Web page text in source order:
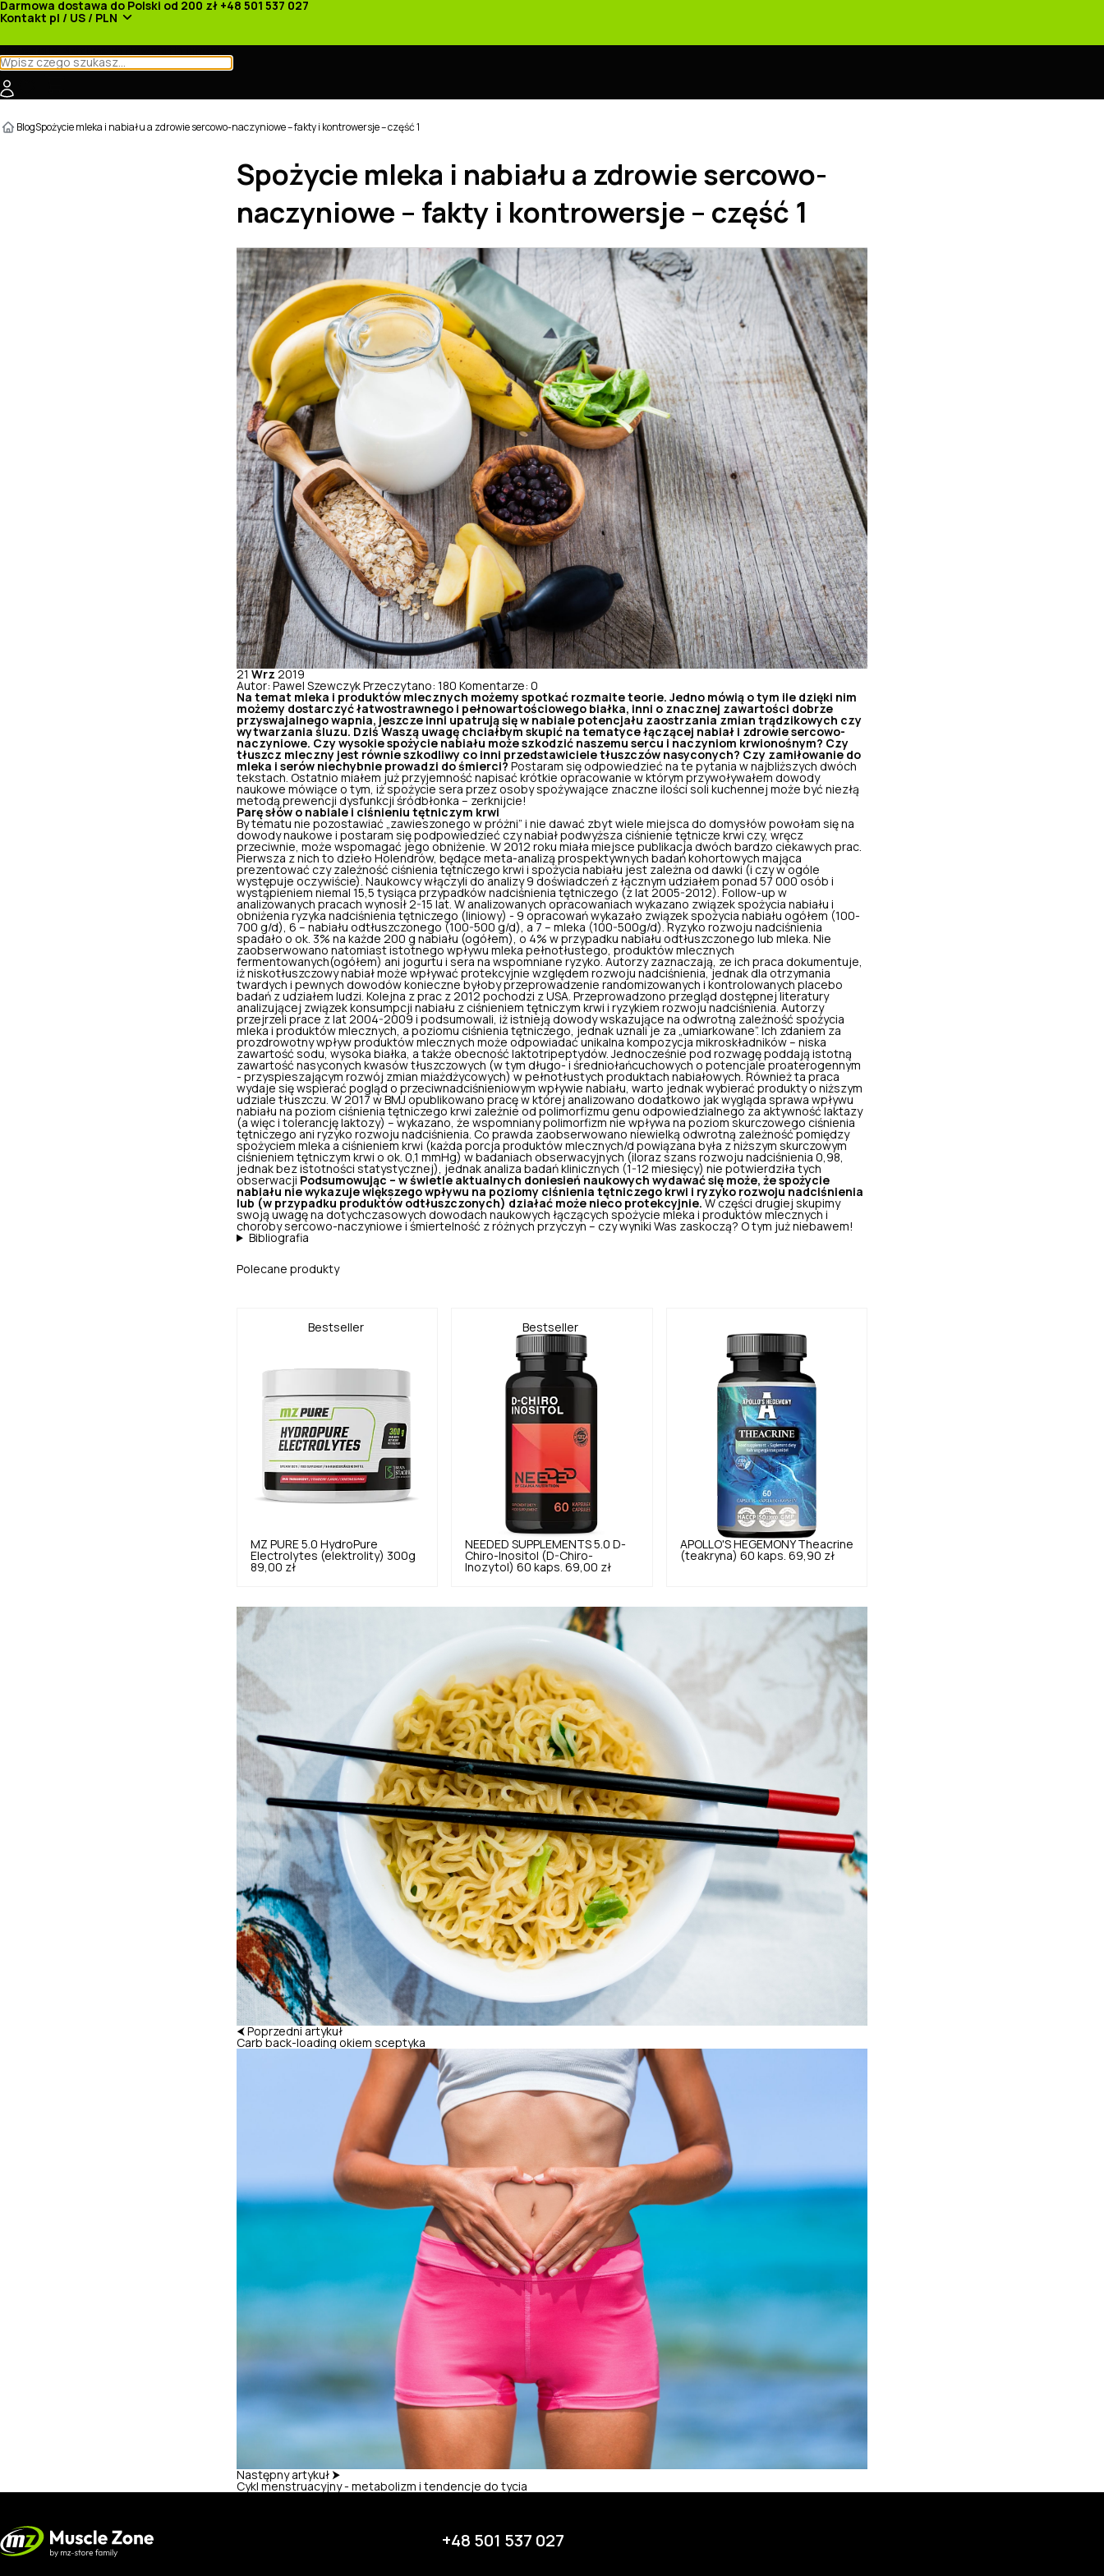
Darmowa dostawa do Polski od 200 zł +48 501 537 027
Kontakt pl / US / PLN
BlogSpożycie mleka i nabiału a zdrowie sercowo-naczyniowe – fakty i kontrowersje – część 1
Spożycie mleka i nabiału a zdrowie sercowo-
naczyniowe – fakty i kontrowersje – część 1
21 Wrz 2019
Autor: Pawel Szewczyk Przeczytano: 180 Komentarze: 0
Na temat mleka i produktów mlecznych możemy spotkać rozmaite teorie. Jedno mówią o tym ile dzięki nim
możemy dostarczyć łatwostrawnego i pełnowartościowego białka, inni o znacznej zawartości dobrze
przyswajalnego wapnia, jeszcze inni upatrują się w nabiale potencjału zaostrzania zmian trądzikowych czy
wytwarzania śluzu. Dziś Waszą uwagę chciałbym skupić na tematyce łączącej nabiał i zdrowie sercowo-
naczyniowe. Czy wysokie spożycie nabiału może szkodzić naszemu sercu i naczyniom krwionośnym? Czy
tłuszcz mleczny jest równie szkodliwy co inni przedstawiciele tłuszczów nasyconych? Czy zamiłowanie do
mleka i serów niechybnie prowadzi do śmierci? Postaram się odpowiedzieć na te pytania w najbliższych dwóch
tekstach. Ostatnio miałem już przyjemność napisać krótkie opracowanie w którym przywoływałem dowody
naukowe mówiące o tym, iż spożycie sera przez osoby spożywające znaczne ilości soli kuchennej może być niezłą
metodą prewencji dysfunkcji śródbłonka – zerknijcie!
Parę słów o nabiale i ciśnieniu tętniczym krwi
By tematu nie pozostawiać „zawieszonego w próżni” i nie dawać zbyt wiele miejsca do domysłów powołam się na
dowody naukowe i postaram się podpowiedzieć czy nabiał podwyższa ciśnienie tętnicze krwi czy, wręcz
przeciwnie, może wspomagać jego obniżenie. W 2012 roku miała miejsce publikacja dwóch bardzo ciekawych prac.
Pierwsza z nich to dzieło Holendrów, będące meta-analizą prospektywnych badań kohortowych mająca
prezentować czy zależność ciśnienia tętniczego krwi i spożycia nabiału jest zależna od dawki (i czy w ogóle
występuje oczywiście). Naukowcy włączyli do analizy 9 doświadczeń z łącznym udziałem ponad 57 000 osób i
wystąpieniem niemal 15,5 tysiąca przypadków nadciśnienia tętniczego (z lat 2005-2012). Follow-up w
analizowanych pracach wynosił 2-15 lat. W analizowanych opracowaniach wykazano związek spożycia nabiału i
obniżenia ryzyka nadciśnienia tętniczego (liniowy) - 9 opracowań wykazało związek spożycia nabiału ogółem (100-
700 g/d), 6 – nabiału odtłuszczonego (100-500 g/d), a 7 – mleka (100-500g/d). Ryzyko rozwoju nadciśnienia
spadało o ok. 3% na każde 200 g nabiału (ogółem), o 4% w przypadku nabiału odtłuszczonego lub mleka. Nie
zaobserwowano natomiast istotnego wpływu mleka pełnotłustego, produktów mlecznych
fermentowanych(ogółem) ani jogurtu i sera na wspomniane ryzyko. Autorzy zaznaczają, ze ich praca dokumentuje,
iż niskotłuszczowy nabiał może wpływać protekcyjnie względem rozwoju nadciśnienia, jednak dla otrzymania
twardych i pewnych dowodów konieczne byłoby przeprowadzenie randomizowanych i kontrolowanych placebo
badań z udziałem ludzi. Kolejna z prac z 2012 pochodzi z USA. Przeprowadzono przegląd dostępnej literatury
analizującej związek konsumpcji nabiału z ciśnieniem tętniczym krwi i ryzykiem rozwoju nadciśnienia. Autorzy
przejrzeli prace z lat 2004-2009 i podsumowali, iż istnieją dowody wskazujące na odwrotną zależność spożycia
mleka i produktów mlecznych, a poziomu ciśnienia tętniczego, jednak uznali je za „umiarkowane”. Ich zdaniem za
prozdrowotny wpływ produktów mlecznych może odpowiadać unikalna kompozycja mikroskładników – niska
zawartość sodu, wysoka białka, a także obecność laktotripeptydów. Jednocześnie pod rozwagę poddają istotną
zawartość nasyconych kwasów tłuszczowych (w tym długo- i średniołańcuchowych o potencjale proaterogennym
- przyspieszającym rozwój zmian miażdżycowych) w pełnotłustych produktach nabiałowych. Również ta praca
wydaje się wspierać pogląd o przeciwnadciśnieniowym wpływie nabiału, warto jednak wybierać produkty o niższym
udziale tłuszczu. W 2017 w BMJ opublikowano pracę w której analizowano dodatkowo jak wygląda sprawa wpływu
nabiału na poziom ciśnienia tętniczego krwi zależnie od polimorfizmu genu odpowiedzialnego za aktywność laktazy
(a więc i tolerancję laktozy) – wykazano, że wspomniany polimorfizm nie wpływa na poziom skurczowego ciśnienia
tętniczego ani ryzyko rozwoju nadciśnienia. Co prawda zaobserwowano niewielką odwrotną zależność pomiędzy
spożyciem mleka a ciśnieniem krwi (każda porcja produktów mlecznych/d powiązana była z niższym skurczowym
ciśnieniem tętniczym krwi o ok. 0,1 mmHg) w badaniach obserwacyjnych (iloraz szans rozwoju nadciśnienia 0,98,
jednak bez istotności statystycznej), jednak analiza badań klinicznych (1-12 miesięcy) nie potwierdziła tych
obserwacji Podsumowując – w świetle aktualnych doniesień naukowych wydawać się może, że spożycie
nabiału nie wykazuje większego wpływu na poziomy ciśnienia tętniczego krwi i ryzyko rozwoju nadciśnienia
lub (w przypadku produktów odtłuszczonych) działać może nieco protekcyjnie. W części drugiej skupimy
swoją uwagę na dotychczasowych dowodach naukowych łączących spożycie mleka i produktów mlecznych i
choroby sercowo-naczyniowe i śmiertelność z różnych przyczyn – czy wyniki Was zaskoczą? O tym już niebawem!
Bibliografia
Polecane produkty
Bestseller
MZ PURE 5.0 HydroPure
Electrolytes (elektrolity) 300g
89,00 zł
Bestseller
NEEDED SUPPLEMENTS 5.0 D-
Chiro-Inositol (D-Chiro-
Inozytol) 60 kaps. 69,00 zł
APOLLO'S HEGEMONY Theacrine
(teakryna) 60 kaps. 69,90 zł
⮜ Poprzedni artykuł
Carb back-loading okiem sceptyka
Następny artykuł ⮞
Cykl menstruacyjny - metabolizm i tendencje do tycia
+48 501 537 027